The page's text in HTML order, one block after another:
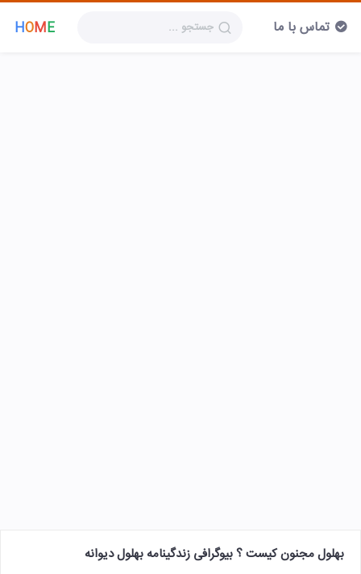
HOME تماس با ما
بهلول مجنون کیست ؟ بیوگرافی زندگینامه بهلول دیوانه